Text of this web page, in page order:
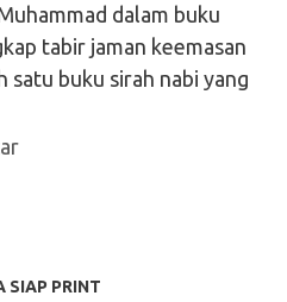
dalam buku
tabir jaman keemasan
satu buku sirah nabi yang
SIAP PRINT